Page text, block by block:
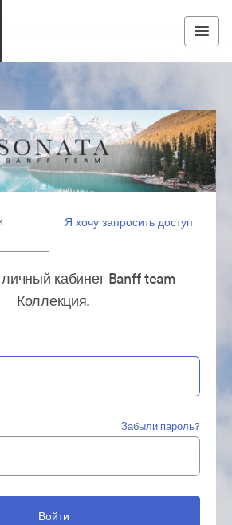
Я хочу запросить доступ
кабинет Banff team
Коллекция.
Забыли пароль?